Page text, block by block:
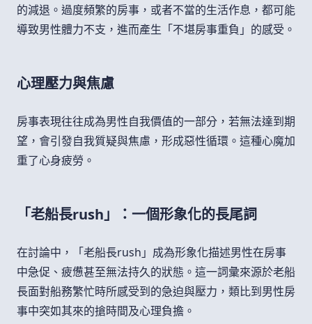
的減退。過度頻繁的房事，或者不當的生活作息，都可能
導致男性體力不支，進而產生「不堪房事重負」的感受。
心理壓力與焦慮
房事表現往往成為男性自我價值的一部分，若無法達到期
望，會引發自我質疑與焦慮，形成惡性循環。這種心魔加
重了心身疲勞。
「老船長rush」：一個形象化的長尾詞
在討論中，「老船長rush」成為形象化描述男性在房事
中急促、疲憊甚至無法持久的狀態。這一詞彙來源於老船
長面對船務繁忙時所感受到的急迫與壓力，類比到男性房
事中突如其來的搶時間及心理負擔。